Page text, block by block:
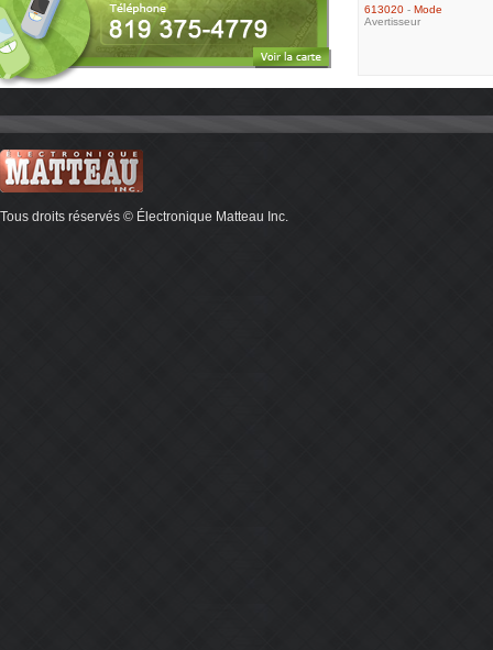
613020 - Mode
Avertisseur
Tous droits réservés © Électronique Matteau Inc.